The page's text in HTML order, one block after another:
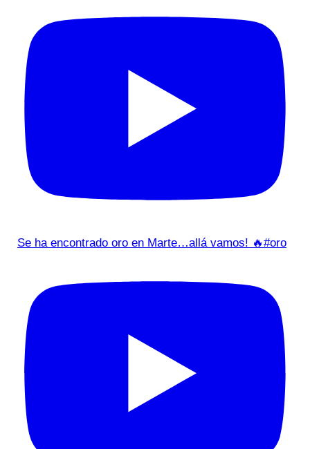
Se ha encontrado oro en Marte…allá vamos! 🔥#oro